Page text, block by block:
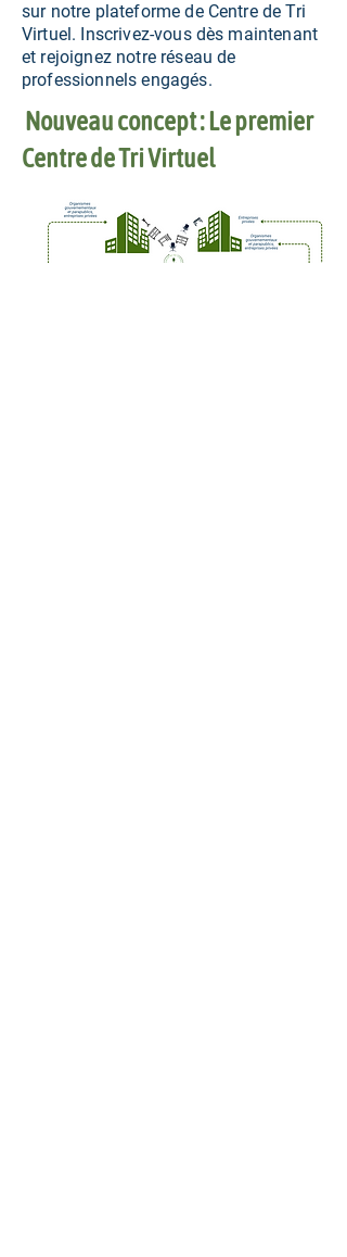
sur notre plateforme de Centre de Tri
Virtuel. Inscrivez-vous dès maintenant
et rejoignez notre réseau de
professionnels engagés.
Nouveau concept : Le premier
Centre de Tri Virtuel